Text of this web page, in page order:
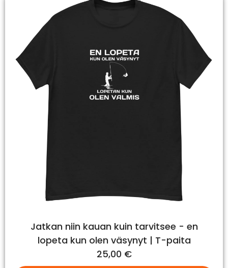
Jatkan niin kauan kuin tarvitsee - en
lopeta kun olen väsynyt | T-paita
25,00 €